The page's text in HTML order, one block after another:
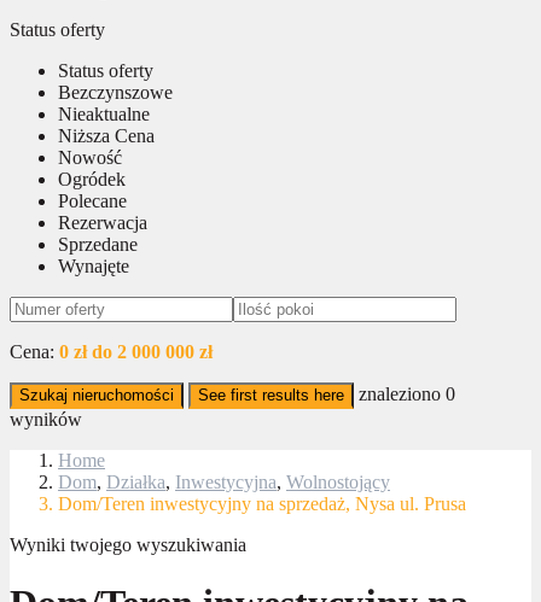
Status oferty
Status oferty
Bezczynszowe
Nieaktualne
Niższa Cena
Nowość
Ogródek
Polecane
Rezerwacja
Sprzedane
Wynajęte
Cena: 0 zł do 2 000 000 zł
Szukaj nieruchomości See first results here znaleziono 0
wyników
Home
Dom, Działka, Inwestycyjna, Wolnostojący
Dom/Teren inwestycyjny na sprzedaż, Nysa ul. Prusa
Wyniki twojego wyszukiwania